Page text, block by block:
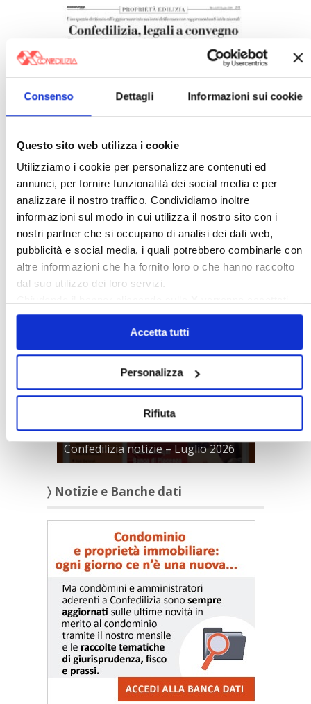
Consenso Dettagli Informazioni sui cookie
Questo sito web utilizza i cookie
Utilizziamo i cookie per personalizzare contenuti ed
annunci, per fornire funzionalità dei social media e per
analizzare il nostro traffico. Condividiamo inoltre
informazioni sul modo in cui utilizza il nostro sito con i
nostri partner che si occupano di analisi dei dati web,
pubblicità e social media, i quali potrebbero combinarle con
altre informazioni che ha fornito loro o che hanno raccolto
dal suo utilizzo dei loro servizi.
solo i cookie necessari.
Accetta tutti
Personalizza
Rifiuta
Italia Oggi – Luglio 2026
Confedilizia notizie – Luglio 2026
〉 Notizie e Banche dati